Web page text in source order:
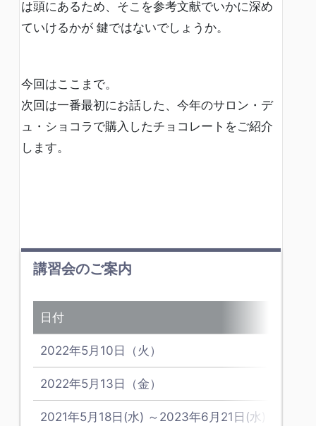
は頭にあるため、そこを参考文献でいかに深め
ていけるかが 鍵ではないでしょうか。
今回はここまで。
次回は一番最初にお話した、今年のサロン・デ
ュ・ショコラで購入したチョコレートをご紹介
します。
講習会のご案内
日付
2022年5月10日（火）
2022年5月13日（金）
2021年5月18日(水) ～2023年6月21日(水)